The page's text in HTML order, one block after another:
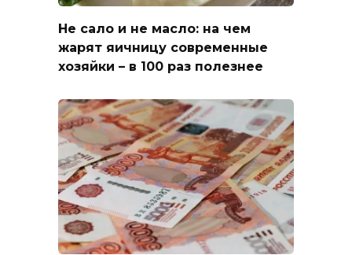
Не сало и не масло: на чем
жарят яичницу современные
хозяйки – в 100 раз полезнее